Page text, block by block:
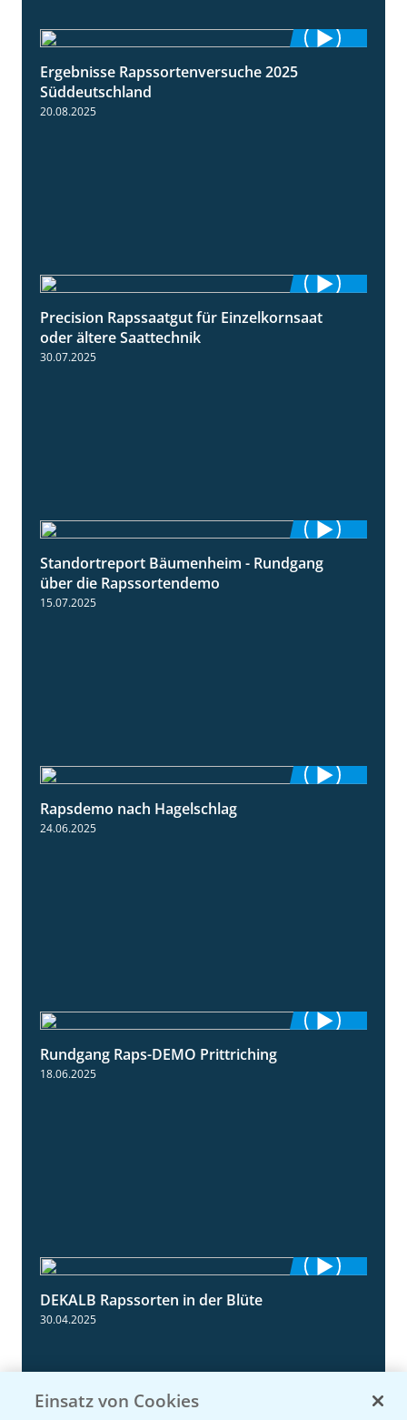
Ergebnisse Rapssortenversuche 2025
Süddeutschland
20.08.2025
2:05
Precision Rapssaatgut für Einzelkornsaat
oder ältere Saattechnik
30.07.2025
6:03
Standortreport Bäumenheim - Rundgang
über die Rapssortendemo
15.07.2025
Rapsdemo nach Hagelschlag
24.06.2025
Rundgang Raps-DEMO Prittriching
18.06.2025
DEKALB Rapssorten in der Blüte
30.04.2025
Einsatz von Cookies